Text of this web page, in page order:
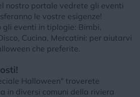
nostro portale vedrete gli eventi
le vostre esigenze!
eventi in tiplogie: Bimbi,
Cucina, Mercatini: per aiutarvi
che preferite.
Halloween" troverete
in diversi comuni della riviera